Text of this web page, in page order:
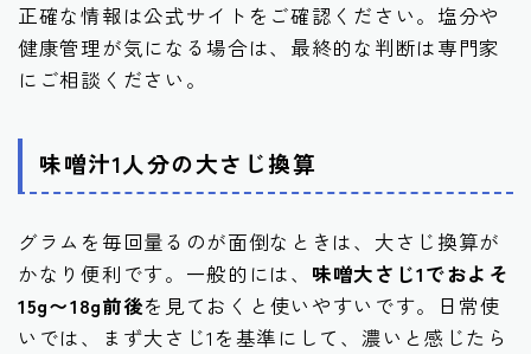
正確な情報は公式サイトをご確認ください。塩分や
健康管理が気になる場合は、最終的な判断は専門家
にご相談ください。
味噌汁1人分の大さじ換算
グラムを毎回量るのが面倒なときは、大さじ換算が
かなり便利です。一般的には、 味噌大さじ1でおよそ
15g〜18g前後を見ておくと使いやすいです。日常使
いでは、まず大さじ1を基準にして、濃いと感じたら